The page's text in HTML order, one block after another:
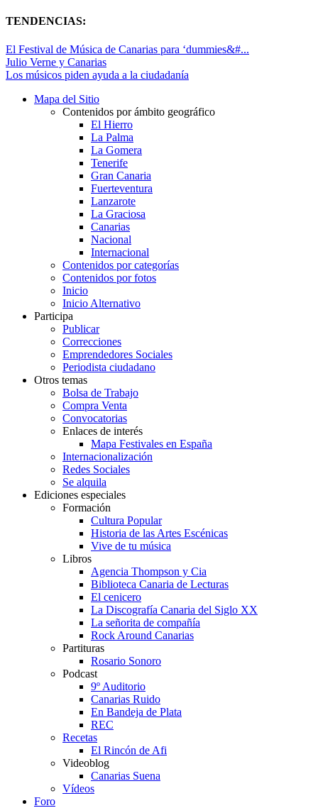
TENDENCIAS:
El Festival de Música de Canarias para ‘dummies&#...
Julio Verne y Canarias
Los músicos piden ayuda a la ciudadanía
Mapa del Sitio
Contenidos por ámbito geográfico
El Hierro
La Palma
La Gomera
Tenerife
Gran Canaria
Fuerteventura
Lanzarote
La Graciosa
Canarias
Nacional
Internacional
Contenidos por categorías
Contenidos por fotos
Inicio
Inicio Alternativo
Participa
Publicar
Correcciones
Emprendedores Sociales
Periodista ciudadano
Otros temas
Bolsa de Trabajo
Compra Venta
Convocatorias
Enlaces de interés
Mapa Festivales en España
Internacionalización
Redes Sociales
Se alquila
Ediciones especiales
Formación
Cultura Popular
Historia de las Artes Escénicas
Vive de tu música
Libros
Agencia Thompson y Cia
Biblioteca Canaria de Lecturas
El cenicero
La Discografía Canaria del Siglo XX
La señorita de compañía
Rock Around Canarias
Partituras
Rosario Sonoro
Podcast
9º Auditorio
Canarias Ruido
En Bandeja de Plata
REC
Recetas
El Rincón de Afi
Videoblog
Canarias Suena
Vídeos
Foro